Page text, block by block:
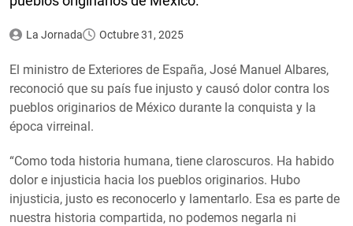
La Jornada Octubre 31, 2025
El ministro de Exteriores de España, José Manuel Albares,
reconoció que su país fue injusto y causó dolor contra los
pueblos originarios de México durante la conquista y la
época virreinal.
“Como toda historia humana, tiene claroscuros. Ha habido
dolor e injusticia hacia los pueblos originarios. Hubo
injusticia, justo es reconocerlo y lamentarlo. Esa es parte de
nuestra historia compartida, no podemos negarla ni